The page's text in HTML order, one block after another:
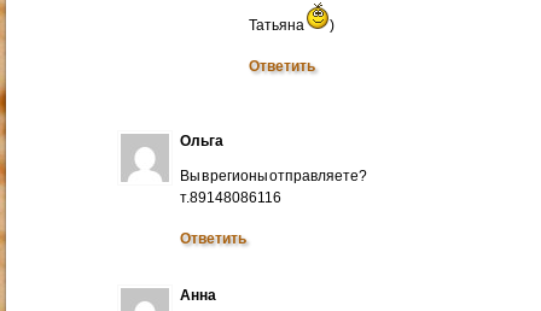
Татьяна )
Ответить
Ольга
Вы в регионы отправляете?
т.89148086116
Ответить
Анна